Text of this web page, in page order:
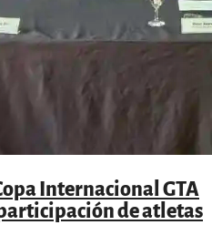
Internacional GTA
de atletas